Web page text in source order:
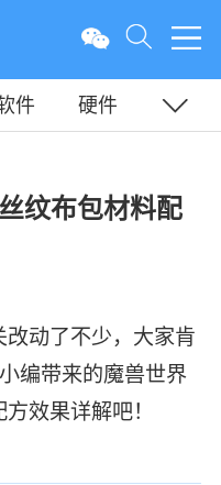
件
硬件
纹布包材料配
动了不少，大家肯
编带来的魔兽世界
效果详解吧！